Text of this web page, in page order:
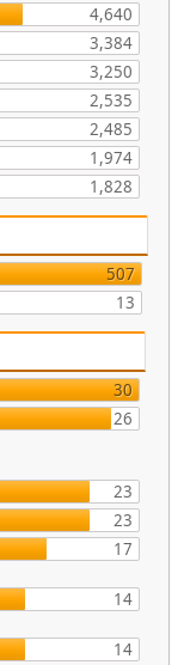
4,640
3,384
3,250
2,535
2,485
1,974
1,828
507
13
30
26
23
23
17
14
14